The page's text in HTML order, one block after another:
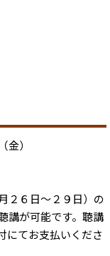
）
２６日～２９日）の
講が可能です。聴講
にてお支払いくださ